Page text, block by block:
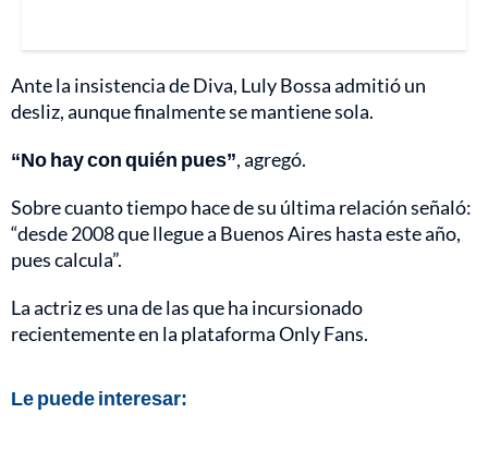
Ante la insistencia de Diva, Luly Bossa admitió un
desliz, aunque finalmente se mantiene sola.
“No hay con quién pues”, agregó.
Sobre cuanto tiempo hace de su última relación señaló:
“desde 2008 que llegue a Buenos Aires hasta este año,
pues calcula”.
La actriz es una de las que ha incursionado
recientemente en la plataforma Only Fans.
Le puede interesar: